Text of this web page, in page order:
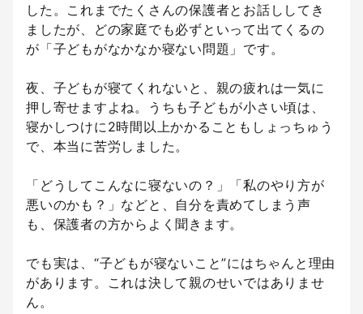
した。これまでたくさんの保護者とお話ししてき
ましたが、どの家庭でも必ずといって出てくるの
が「子どもがなかなか寝ない問題」です。
夜、子どもが寝てくれないと、親の疲れは一気に
押し寄せますよね。うちも子どもが小さい頃は、
寝かしつけに2時間以上かかることもしょっちゅう
で、本当に苦労しました。
「どうしてこんなに寝ないの？」「私のやり方が
悪いのかも？」などと、自分を責めてしまう声
も、保護者の方からよく聞きます。
でも実は、“子どもが寝ないこと”にはちゃんと理由
があります。これは決して親のせいではありませ
ん。